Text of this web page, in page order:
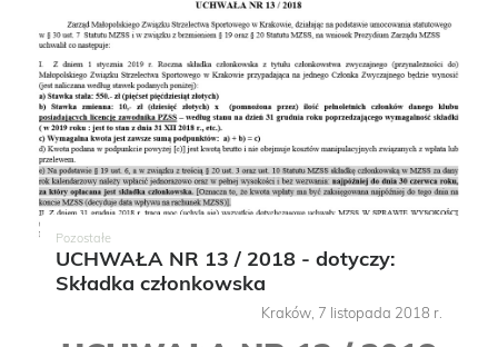
Pozostałe
UCHWAŁA NR 13 / 2018 - dotyczy:
Składka członkowska
Kraków, 7 listopada 2018 r.